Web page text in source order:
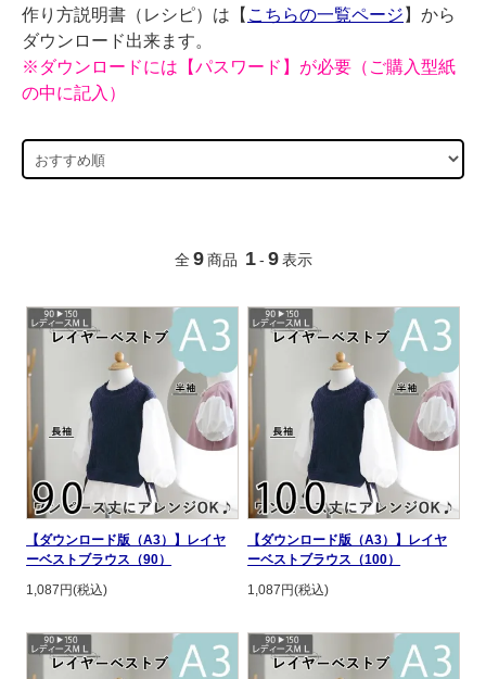
作り方説明書（レシピ）は【 こちらの一覧ページ 】から
ダウンロード出来ます。
※ダウンロードには【パスワード】が必要（ご購入型紙
の中に記入）
全 9 商品 1 - 9 表示
【ダウンロード版（A3）】レイヤ
ーベストブラウス（90）
1,087円(税込)
【ダウンロード版（A3）】レイヤ
ーベストブラウス（100）
1,087円(税込)